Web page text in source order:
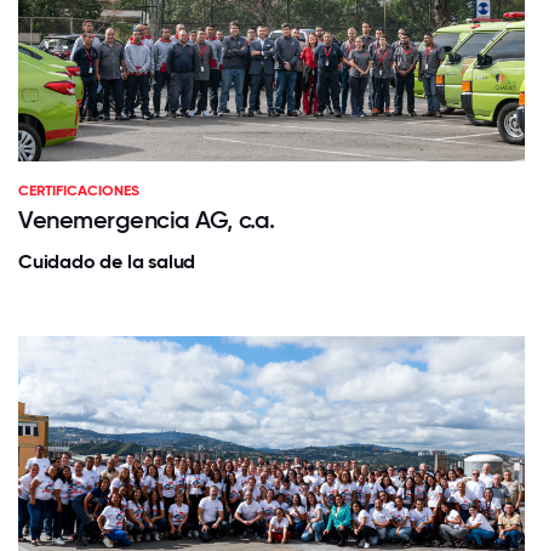
CERTIFICACIONES
Venemergencia AG, c.a.
Cuidado de la salud